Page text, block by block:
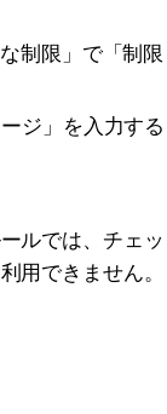
制限」で「制限
ジ」を入力する
ルでは、チェ
用できません。